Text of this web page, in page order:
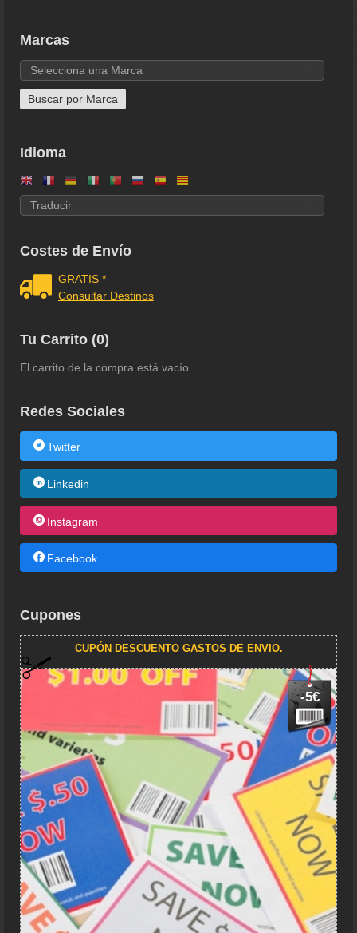
Marcas
Idioma
Costes de Envío
GRATIS *
Consultar Destinos
Tu Carrito (0)
El carrito de la compra está vacío
Redes Sociales
Twitter
Linkedin
Instagram
Facebook
Cupones
CUPÓN DESCUENTO GASTOS DE ENVIO.
-5€